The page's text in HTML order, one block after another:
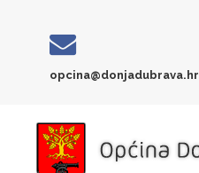
opcina@donjadubrava.hr